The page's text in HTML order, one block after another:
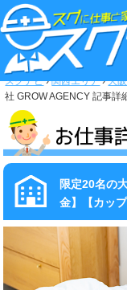
スグナビ›関西エリア›大阪
社 GROW AGENCY 記事詳
限定20名の
金】【カッ